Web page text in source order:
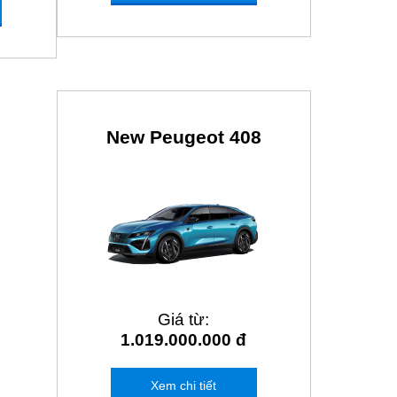
New Peugeot 408
Giá từ:
1.019.000.000 đ
Xem chi tiết